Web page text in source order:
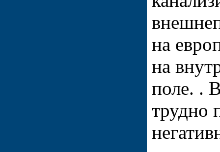
на
на
поле. .
трудно